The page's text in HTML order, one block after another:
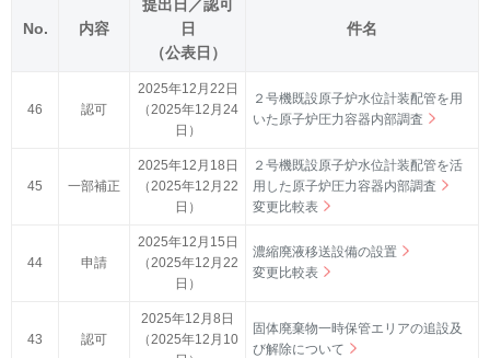
No. 内容
提出日／認可
日
（公表日）
件名
46 認可
2025年12月22日
（2025年12月24
日）
２号機既設原子炉水位計装配管を用
いた原子炉圧力容器内部調査
45 一部補正
2025年12月18日
（2025年12月22
日）
２号機既設原子炉水位計装配管を活
用した原子炉圧力容器内部調査
変更比較表
44 申請
2025年12月15日
（2025年12月22
日）
濃縮廃液移送設備の設置
変更比較表
43 認可
2025年12月8日
（2025年12月10
固体廃棄物一時保管エリアの追設及
び解除について